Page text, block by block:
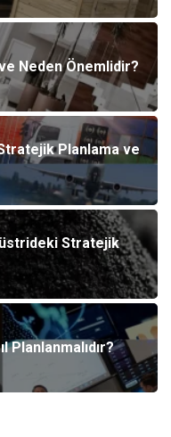
Neden Önemlidir?
Planlama ve
Stratejik
Planlanmalıdır?